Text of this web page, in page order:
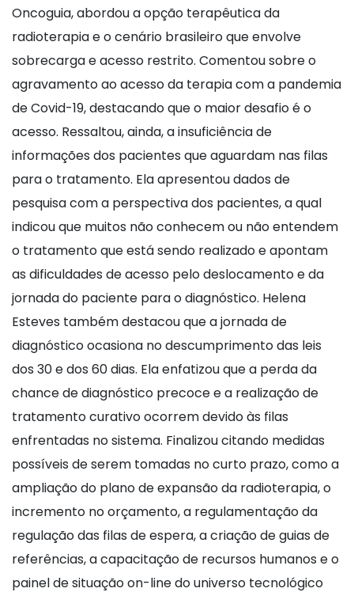
Oncoguia, abordou a opção terapêutica da
radioterapia e o cenário brasileiro que envolve
sobrecarga e acesso restrito. Comentou sobre o
agravamento ao acesso da terapia com a pandemia
de Covid-19, destacando que o maior desafio é o
acesso. Ressaltou, ainda, a insuficiência de
informações dos pacientes que aguardam nas filas
para o tratamento. Ela apresentou dados de
pesquisa com a perspectiva dos pacientes, a qual
indicou que muitos não conhecem ou não entendem
o tratamento que está sendo realizado e apontam
as dificuldades de acesso pelo deslocamento e da
jornada do paciente para o diagnóstico. Helena
Esteves também destacou que a jornada de
diagnóstico ocasiona no descumprimento das leis
dos 30 e dos 60 dias. Ela enfatizou que a perda da
chance de diagnóstico precoce e a realização de
tratamento curativo ocorrem devido às filas
enfrentadas no sistema. Finalizou citando medidas
possíveis de serem tomadas no curto prazo, como a
ampliação do plano de expansão da radioterapia, o
incremento no orçamento, a regulamentação da
regulação das filas de espera, a criação de guias de
referências, a capacitação de recursos humanos e o
painel de situação on-line do universo tecnológico